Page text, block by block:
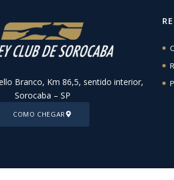
Branco, Km 86,5, sentido interior,
Sorocaba – SP
COMO CHEGAR